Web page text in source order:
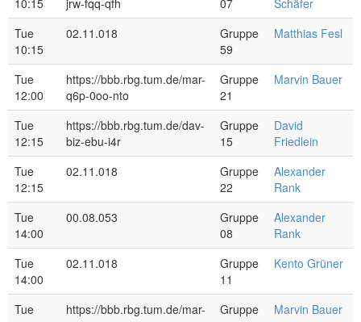
10:15
jrw-fqq-qfh
07
Schäfer
Tue
10:15
02.11.018
Gruppe
59
Matthias Fesl
Tue
12:00
https://bbb.rbg.tum.de/mar-
q6p-0oo-nto
Gruppe
21
Marvin Bauer
Tue
12:15
https://bbb.rbg.tum.de/dav-
biz-ebu-i4r
Gruppe
15
David
Friedlein
Tue
12:15
02.11.018
Gruppe
22
Alexander
Rank
Tue
14:00
00.08.053
Gruppe
08
Alexander
Rank
Tue
14:00
02.11.018
Gruppe
11
Kento Grüner
Tue
https://bbb.rbg.tum.de/mar-
Gruppe
Marvin Bauer